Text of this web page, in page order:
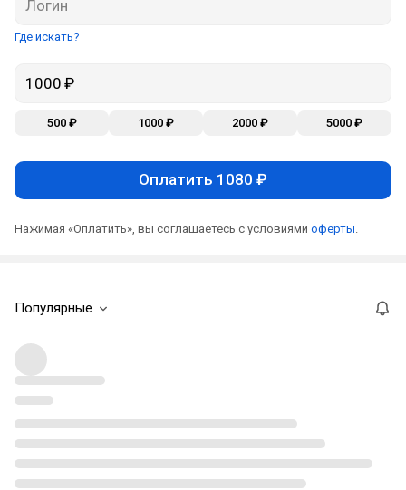
Где искать?
500 ₽ 1000 ₽ 2000 ₽ 5000 ₽
Оплатить 1080 ₽
Нажимая «Оплатить», вы соглашаетесь с условиями оферты
Популярные